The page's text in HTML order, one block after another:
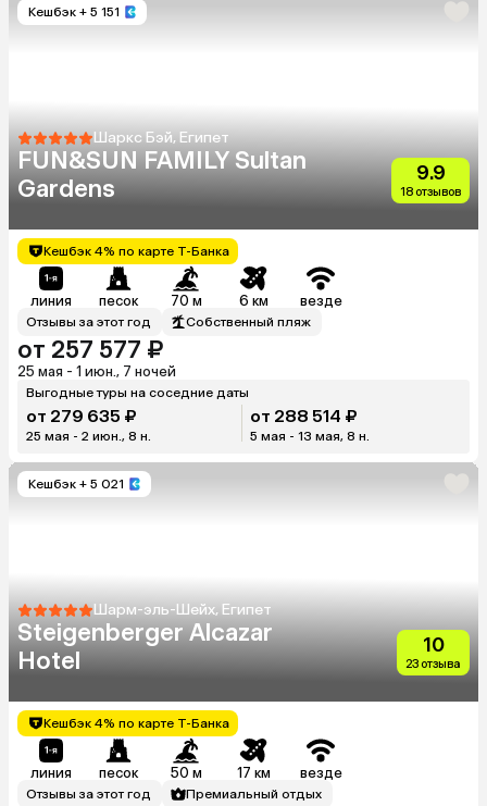
Кешбэк + 5 151
Шаркс Бэй, Египет
FUN&SUN FAMILY Sultan
Gardens
9.9
18 отзывов
Кешбэк 4% по карте Т-Банка
линия песок 70 м 6 км везде
Отзывы за этот год Собственный пляж
от 257 577 ₽
25 мая - 1 июн., 7 ночей
Выгодные туры на соседние даты
от 279 635 ₽
25 мая - 2 июн., 8 н.
от 288 514 ₽
5 мая - 13 мая, 8 н.
Кешбэк + 5 021
Шарм-эль-Шейх, Египет
Steigenberger Alcazar
Hotel
10
23 отзыва
Кешбэк 4% по карте Т-Банка
линия песок 50 м 17 км везде
Отзывы за этот год
Премиальный отдых